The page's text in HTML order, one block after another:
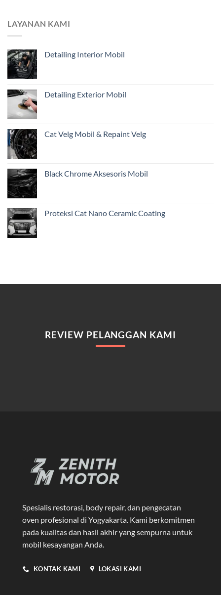
Pemilik
dari
Pentingnya
dari
LAYANAN KAMI
Detailing Interior Mobil
Detailing Exterior Mobil
Cat Velg Mobil & Repaint Velg
Black Chrome Aksesoris Mobil
Proteksi Cat Nano Ceramic Coating
REVIEW PELANGGAN KAMI
Spesialis restorasi, body repair, dan pengecatan
oven profesional di Yogyakarta. Kami berkomitmen
pada kualitas dan hasil akhir yang sempurna untuk
mobil kesayangan Anda.
KONTAK KAMI LOKASI KAMI